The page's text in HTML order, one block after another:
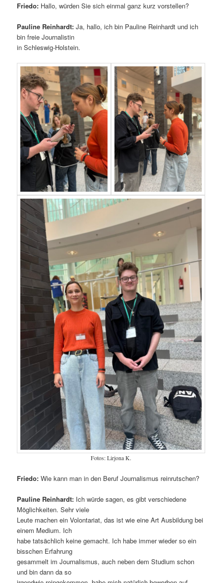
Friedo: Hallo, würden Sie sich einmal ganz kurz vorstellen?
Pauline Reinhardt: Ja, hallo, ich bin Pauline Reinhardt und ich
bin freie Journalistin
in Schleswig-Holstein.
Fotos: Lirjona K.
Friedo: Wie kann man in den Beruf Journalismus reinrutschen?
Pauline Reinhardt: Ich würde sagen, es gibt verschiedene
Möglichkeiten. Sehr viele
Leute machen ein Volontariat, das ist wie eine Art Ausbildung bei
einem Medium. Ich
habe tatsächlich keine gemacht. Ich habe immer wieder so ein
bisschen Erfahrung
gesammelt im Journalismus, auch neben dem Studium schon
und bin dann da so